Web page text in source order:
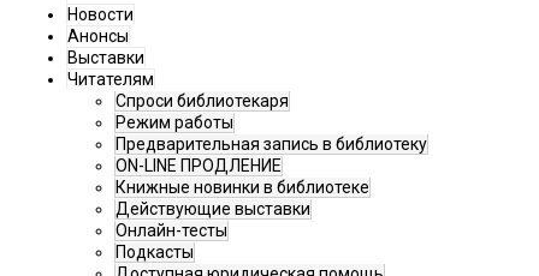
Новости
Анонсы
Выставки
Читателям
Спроси библиотекаря
Режим работы
Предварительная запись в библиотеку
ON-LINE ПРОДЛЕНИЕ
Книжные новинки в библиотеке
Действующие выставки
Онлайн-тесты
Подкасты